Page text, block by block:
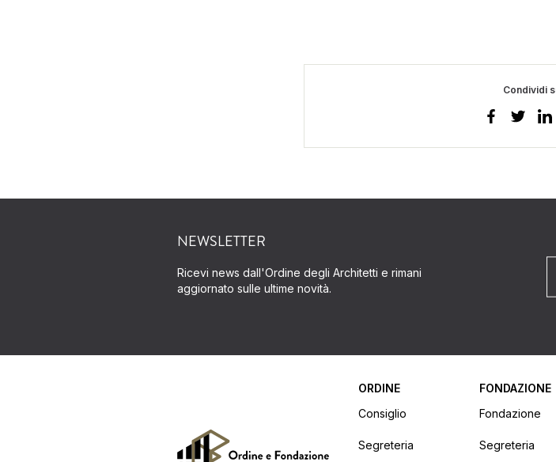
Condividi
NEWSLETTER
Ricevi news dall'Ordine degli Architetti e rimani
aggiornato sulle ultime novità.
ORDINE
Consiglio
Segreteria
FONDAZIONE
Fondazione
Segreteria